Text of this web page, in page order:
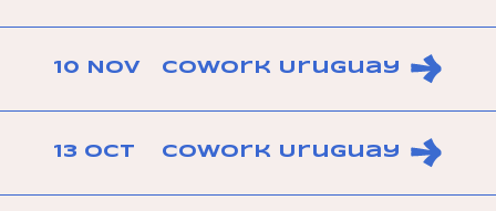
10 NOV CoWork Uruguay
13 OCT CoWork Uruguay